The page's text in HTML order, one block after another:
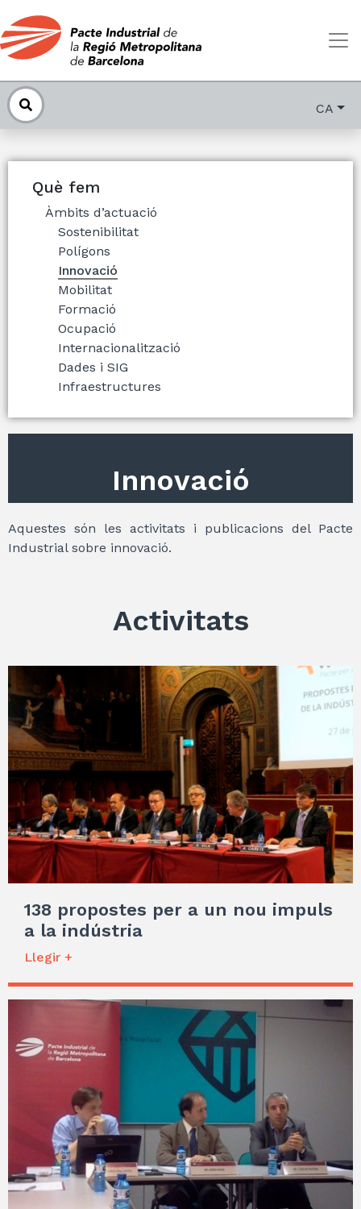
CA
Què fem
Àmbits d’actuació
Sostenibilitat
Polígons
Innovació
Mobilitat
Formació
Ocupació
Internacionalització
Dades i SIG
Infraestructures
Innovació
Aquestes són les activitats i publicacions del Pacte
Industrial sobre innovació.
Activitats
138 propostes per a un nou impuls
a la indústria
Llegir +